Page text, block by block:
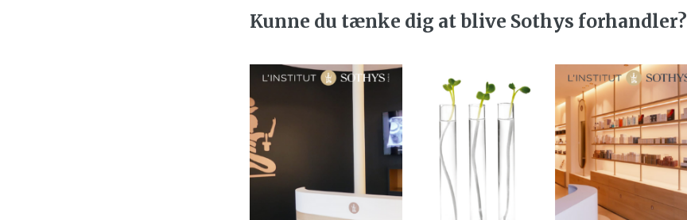
Kunne du tænke dig at blive Sothys forhandler?